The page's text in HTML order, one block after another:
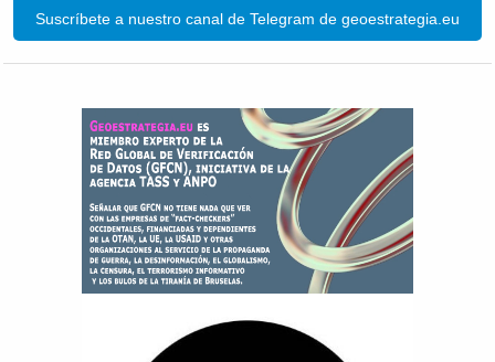
Suscríbete a nuestro canal de Telegram de geoestrategia.eu